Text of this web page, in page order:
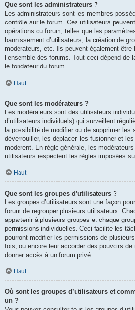
Que sont les administrateurs ?
Les administrateurs sont les membres
contrôle sur le forum. Ces utilisateurs
opérations du forum, telles que les
bannissement d’utilisateurs, la création de
modérateurs, etc. Ils peuvent également être
l’ensemble des forums. Tout ceci dépend de
le fondateur du forum.
Haut
Que sont les modérateurs ?
Les modérateurs sont des utilisateurs
d’utilisateurs individuels) qui surveillent
la possibilité de modifier ou de supprimer les
déverrouiller, les déplacer, les fusionner et
modèrent. En règle générale, les
utilisateurs respectent les règles imposées
Haut
Que sont les groupes d’utilisateurs ?
Les groupes d’utilisateurs sont une façon
forum de regrouper plusieurs utilisateurs.
appartenir à plusieurs groupes et chaque
permissions individuelles. Ceci facilite les
pourront modifier les permissions de
fois, ou encore leur accorder des pouvoirs de
donner accès à un forum privé.
Haut
Où sont les groupes d’utilisateurs et
un ?